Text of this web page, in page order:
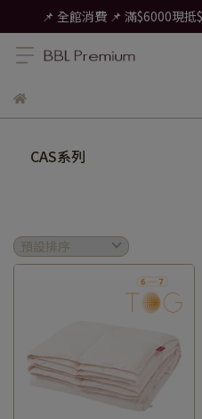
📌 全館消費 📌 滿$6000現
CAS系列